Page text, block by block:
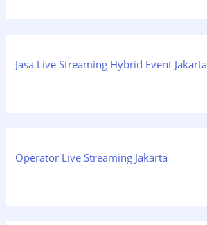
Jasa Live Streaming Hybrid Event Jakarta
Operator Live Streaming Jakarta